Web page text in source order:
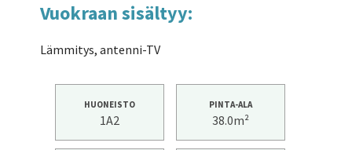
Vuokraan sisältyy:
Lämmitys, antenni-TV
HUONEISTO
1A2
PINTA-ALA
38.0m²